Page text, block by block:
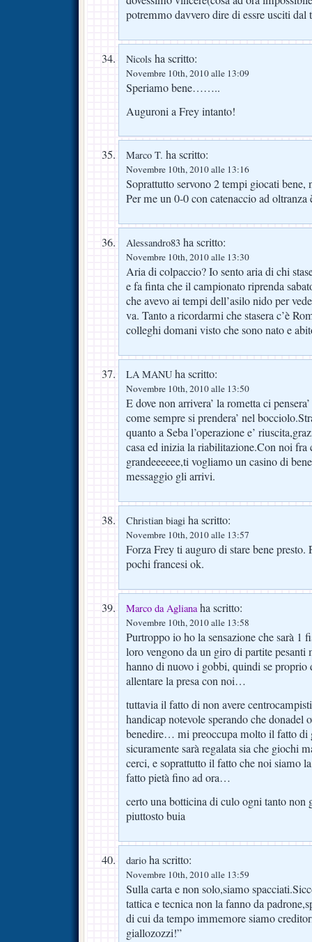
potremmo davvero dire di essre usciti dal
Nicols ha scritto:
Novembre 10th, 2010 alle 13:09
Speriamo bene……..
Auguroni a Frey intanto!
Marco T. ha scritto:
Novembre 10th, 2010 alle 13:16
Soprattutto servono 2 tempi giocati bene,
Per me un 0-0 con catenaccio ad
Alessandro83 ha scritto:
Novembre 10th, 2010 alle 13:30
Aria di colpaccio? Io sento aria di chi
e fa finta che il campionato riprenda
che avevo ai tempi dell’asilo nido per
va. Tanto a ricordarmi che stasera c’è
colleghi domani visto che sono nato e
LA MANU ha scritto:
Novembre 10th, 2010 alle 13:50
E dove non arrivera’ la rometta ci
come sempre si prendera’ nel
quanto a Seba l’operazione e’
casa ed inizia la riabilitazione.Con noi fra
grandeeeeee,ti vogliamo un casino di
messaggio gli arrivi.
Christian biagi ha scritto:
Novembre 10th, 2010 alle 13:57
Forza Frey ti auguro di stare bene
pochi francesi ok.
Marco da Aglianaha scritto:
Novembre 10th, 2010 alle 13:58
Purtroppo io ho la sensazione che sarà 1
loro vengono da un giro di partite pesanti
hanno di nuovo i gobbi, quindi se proprio
allentare la presa con noi…
tuttavia il fatto di non avere
handicap notevole sperando che donadel
benedire… mi preoccupa molto il fatto di
sicuramente sarà regalata sia che giochi
cerci, e soprattutto il fatto che noi siamo
fatto pietà fino ad ora…
certo una botticina di culo ogni tanto non
piuttosto buia
dario ha scritto:
Novembre 10th, 2010 alle 13:59
Sulla carta e non solo,siamo
tattica e tecnica non la fanno da
di cui da tempo immemore siamo
giallozozzi!”